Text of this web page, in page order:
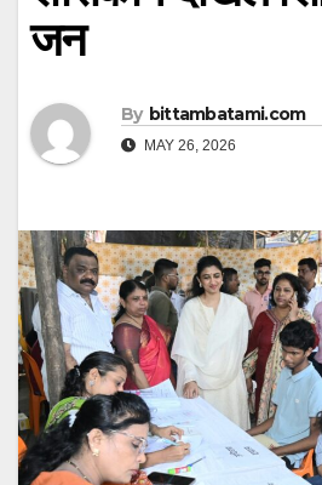
जन
By bittambatami.com
MAY 26, 2026